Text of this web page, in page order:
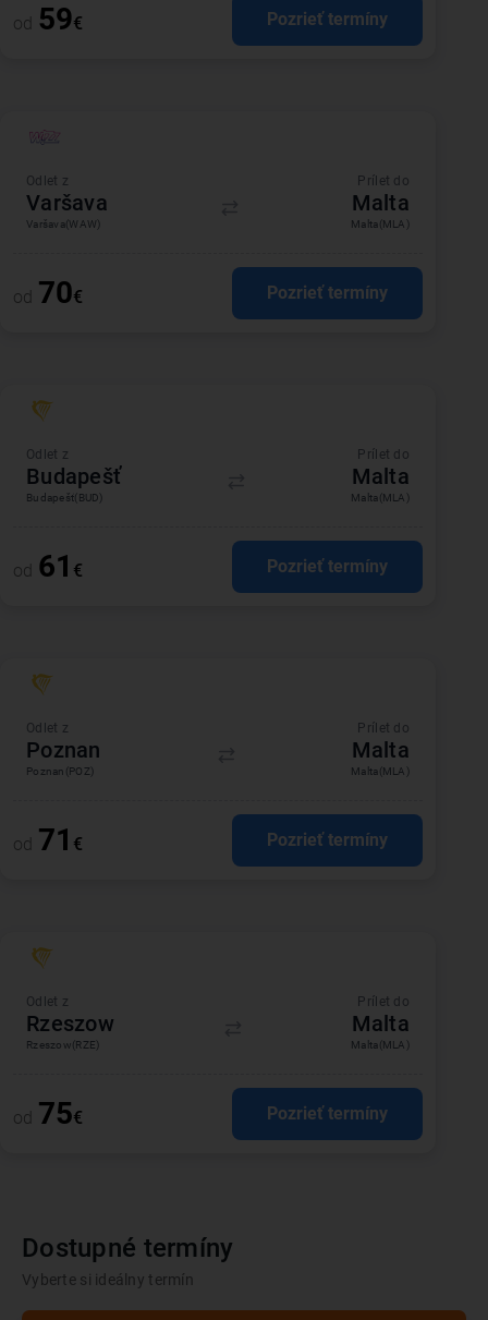
od 59€ Pozrieť termíny
Odlet z
Varšava
Prílet do
Malta
Varšava(WAW) Malta(MLA)
od 70€ Pozrieť termíny
Odlet z
Budapešť
Prílet do
Malta
Budapešť(BUD) Malta(MLA)
od 61 € Pozrieť termíny
Odlet z
Poznan
Prílet do
Malta
Poznan (POZ) Malta(MLA)
od 71 € Pozrieť termíny
Odlet z
Rzeszow
Prílet do
Malta
Rzeszow(RZE) Malta(MLA)
od 75€ Pozrieť termíny
Dostupné termíny
Vyberte si ideálny termín